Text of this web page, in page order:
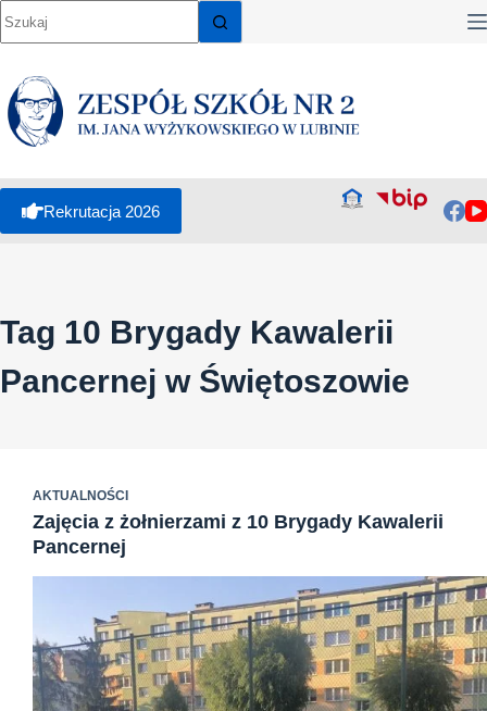
Przejdź
do
Rekrutacja 2026
Tag 10 Brygady Kawalerii
Pancernej w Świętoszowie
AKTUALNOŚCI
Zajęcia z żołnierzami z 10 Brygady Kawalerii
Pancernej